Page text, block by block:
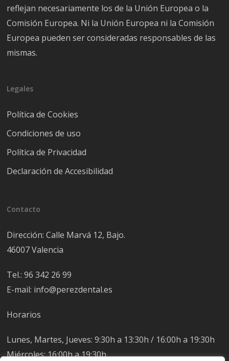
reflejan necesariamente los de la Unión Europea o la
Comisión Europea. Ni la Unión Europea ni la Comisión
Europea pueden ser consideradas responsables de las
mismas.
Legales
Política de Cookies
Condiciones de uso
Política de Privacidad
Declaración de Accesibilidad
Contacto
Dirección: Calle Marvá 12, Bajo.
46007 Valencia
Tel.: 96 342 26 99
E-mail: info@perezdental.es
Horarios
Lunes, Martes, Jueves: 9:30h a 13:30h / 16:00h a 19:30h
Miércoles: 16:00h a 19:30h